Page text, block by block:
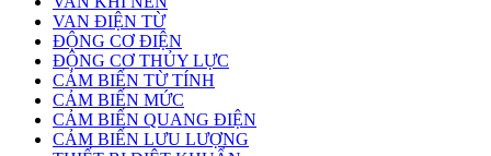
VAN ĐIỆN TỪ
ĐỘNG CƠ ĐIỆN
ĐỘNG CƠ THỦY LỰC
CẢM BIẾN TỪ TÍNH
CẢM BIẾN MỨC
CẢM BIẾN QUANG ĐIỆN
CẢM BIẾN LƯU LƯỢNG